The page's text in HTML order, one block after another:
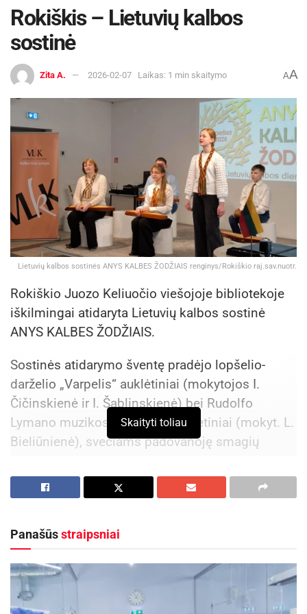
Rokiškis – Lietuvių kalbos
sostinė
Zita A. 2026-02-07 Laikas: 1 min skaitymo AA
Lietuvių kalbos sostinės ANYS KALBES ŽODŽIAIS renginys/Rokiškio raj.sav.nuotr.
Rokiškio Juozo Keliuočio viešojoje bibliotekoje
iškilmingai atidaryta Lietuvių kalbos sostinė
ANYS KALBES ŽODŽIAIS.
Sostinės atidarymo šventę pradėjo lopšelio-
darželio „Varpelis“ auklėtiniai (mokytojos I.
Čičinskienė ir I. Šablinskienė) bei Rudolfo
Lymano muzikos mokyklos auklėtiniai (mokyt. L.
Bieliūnienė), svečiams padovanoję smagių
mokyklos moksleiviai visus pradžiugino ir
kanklių polka.
Aktualios naujienos
Rokiškyje užbaigtas remontuoti Respublikos
gatvės dviračių ir pėsčiųjų takas
Skaityti toliau
Panašūsstraipsniai